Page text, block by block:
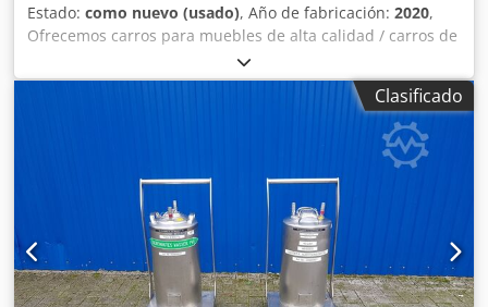
Estado: como nuevo (usado), Año de fabricación: 2020,
Ofrecemos carros para muebles de alta calidad / carros de
almacén para el transporte interno y el almacenamiento
de una amplia variedad de mercancías. Dimensiones (An x
Pr x Al): • 2000 × 1150 × 2000/2200/2400 mm Capacidad de
carga: aprox. 800 kg (según la versión) Características: •
Mantenimiento realizado (cambio de paneles, revisión de
pasadores) • 1 año de garantía en carros usados • Apilable
hasta 3 unidades – utilización total de la altura de
almacenamiento • Plegable y encajable para un
almacenamiento que ahorra espacio Dodpoxgihzjfx Akkekr
• Ideal para muebles, tableros, mercancía de picking y
almacenaje Existencia: 3.000 unidades disponibles para
Clasificado